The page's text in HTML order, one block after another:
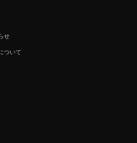
せ
ついて